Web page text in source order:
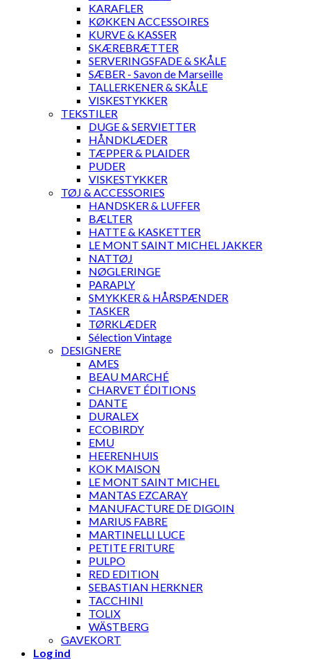
KARAFLER
KØKKEN ACCESSOIRES
KURVE & KASSER
SKÆREBRÆTTER
SERVERINGSFADE & SKÅLE
SÆBER - Savon de Marseille
TALLERKENER & SKÅLE
VISKESTYKKER
TEKSTILER
DUGE & SERVIETTER
HÅNDKLÆDER
TÆPPER & PLAIDER
PUDER
VISKESTYKKER
TØJ & ACCESSORIES
HANDSKER & LUFFER
BÆLTER
HATTE & KASKETTER
LE MONT SAINT MICHEL JAKKER
NATTØJ
NØGLERINGE
PARAPLY
SMYKKER & HÅRSPÆNDER
TASKER
TØRKLÆDER
Sélection Vintage
DESIGNERE
AMES
BEAU MARCHÉ
CHARVET ÉDITIONS
DANTE
DURALEX
ECOBIRDY
EMU
HEERENHUIS
KOK MAISON
LE MONT SAINT MICHEL
MANTAS EZCARAY
MANUFACTURE DE DIGOIN
MARIUS FABRE
MARTINELLI LUCE
PETITE FRITURE
PULPO
RED EDITION
SEBASTIAN HERKNER
TACCHINI
TOLIX
WÄSTBERG
GAVEKORT
Log ind